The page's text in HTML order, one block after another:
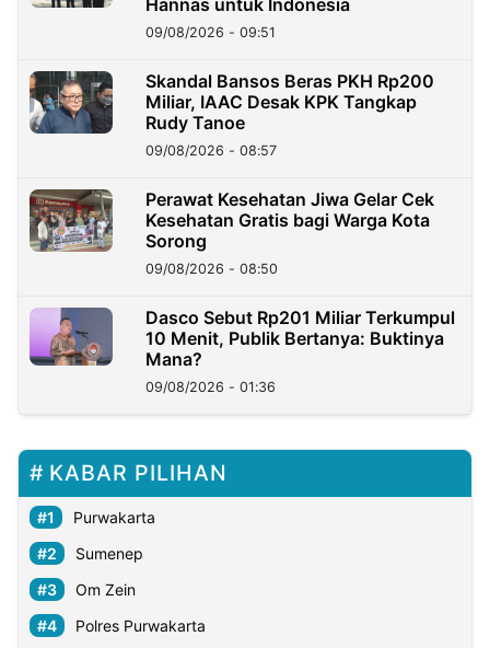
09/08/2026 - 09:51
Skandal Bansos Beras PKH Rp200
Miliar, IAAC Desak KPK Tangkap
Rudy Tanoe
09/08/2026 - 08:57
Perawat Kesehatan Jiwa Gelar Cek
Kesehatan Gratis bagi Warga Kota
Sorong
09/08/2026 - 08:50
Dasco Sebut Rp201 Miliar Terkumpul
10 Menit, Publik Bertanya: Buktinya
Mana?
09/08/2026 - 01:36
KABAR PILIHAN
Purwakarta
Sumenep
Om Zein
Polres Purwakarta